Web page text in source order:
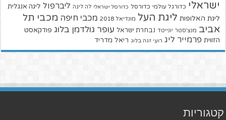
ישראלי כדורגל עולמי כדורסל כדורסל ישראלי לה ליגה ליברפול ליגה אנגלית
ליגת האלופות ליגת העל מונדיאל 2018 מכבי חיפה מכבי תל
אביב מנצ'סטר יונייטד נבחרת ישראל עופר גולדמן בלוג פודקאסט
הזווית פרמייר ליג רועי זגה בלוג ריאל מדריד
קטגוריות